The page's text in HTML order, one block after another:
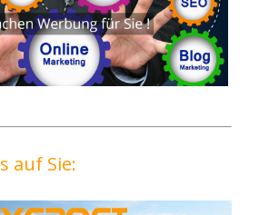
auf Sie: